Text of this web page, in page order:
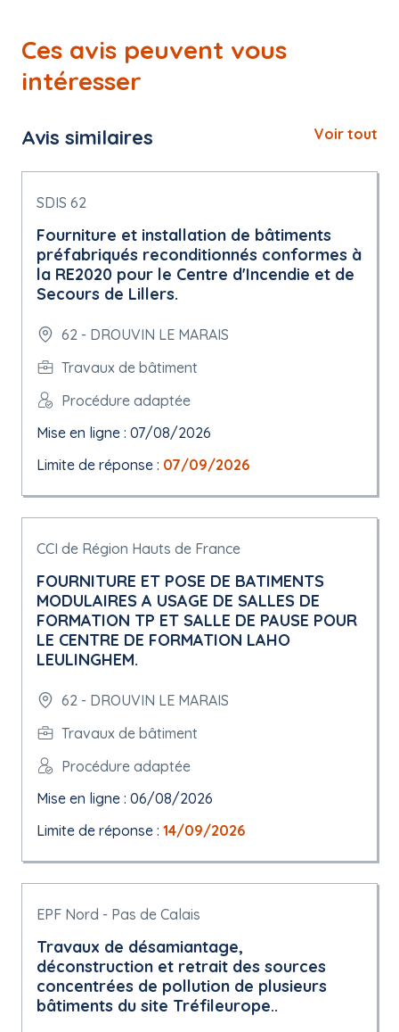
Ces avis peuvent vous
intéresser
Avis similaires Voir tout
SDIS 62
Fourniture et installation de bâtiments
préfabriqués reconditionnés conformes à
la RE2020 pour le Centre d'Incendie et de
Secours de Lillers.
62 - DROUVIN LE MARAIS
Travaux de bâtiment
Procédure adaptée
Mise en ligne : 07/08/2026
Limite de réponse : 07/09/2026
CCI de Région Hauts de France
FOURNITURE ET POSE DE BATIMENTS
MODULAIRES A USAGE DE SALLES DE
FORMATION TP ET SALLE DE PAUSE POUR
LE CENTRE DE FORMATION LAHO
LEULINGHEM.
62 - DROUVIN LE MARAIS
Travaux de bâtiment
Procédure adaptée
Mise en ligne : 06/08/2026
Limite de réponse : 14/09/2026
EPF Nord - Pas de Calais
Travaux de désamiantage,
déconstruction et retrait des sources
concentrées de pollution de plusieurs
bâtiments du site Tréfileurope..